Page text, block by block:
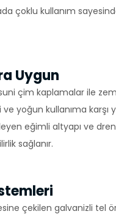
çoklu kullanım
Uygun
çim kaplamalar ile
ve yoğun kullanıma karşı
eğimli altyapı ve
sağlanır.
çekilen galvanizli tel
önünde
size